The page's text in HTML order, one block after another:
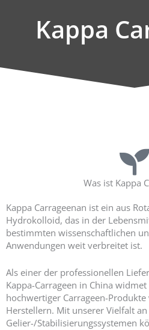
Kappa
Was ist Kappa
Kappa Carrageenan ist ein aus
Hydrokolloid, das in der
bestimmten wissenschaftlichen
Anwendungen weit verbreitet ist.
Als einer der professionellen
Kappa-Carrageen in China
hochwertiger Carrageen-
Herstellern. Mit unserer Vielfalt an
Gelier-/Stabilisierungssystemen